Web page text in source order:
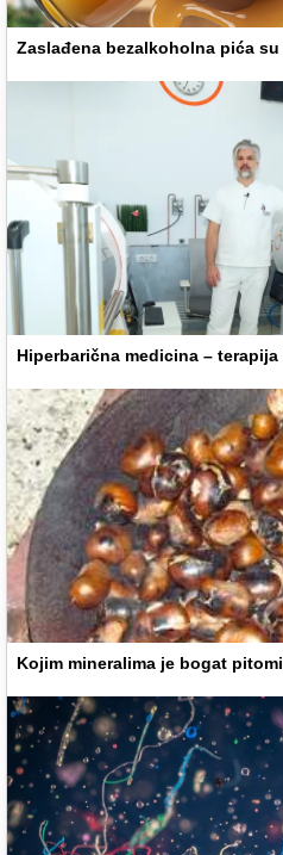
Zaslađena bezalkoholna pića
Hiperbarična medicina –
Kojim mineralima je bogat